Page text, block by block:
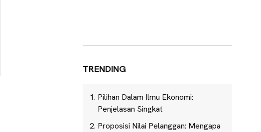
TRENDING
Pilihan Dalam Ilmu Ekonomi:
Penjelasan Singkat
Proposisi Nilai Pelanggan: Mengapa